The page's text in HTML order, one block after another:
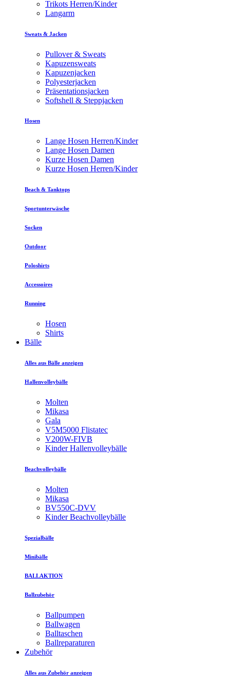
Trikots Herren/Kinder
Langarm
Sweats & Jacken
Pullover & Sweats
Kapuzensweats
Kapuzenjacken
Polyesterjacken
Präsentationsjacken
Softshell & Steppjacken
Hosen
Lange Hosen Herren/Kinder
Lange Hosen Damen
Kurze Hosen Damen
Kurze Hosen Herren/Kinder
Beach & Tanktops
Sportunterwäsche
Socken
Outdoor
Poloshirts
Accessoires
Running
Hosen
Shirts
Bälle
Alles aus Bälle anzeigen
Hallenvolleybälle
Molten
Mikasa
Gala
V5M5000 Flistatec
V200W-FIVB
Kinder Hallenvolleybälle
Beachvolleybälle
Molten
Mikasa
BV550C-DVV
Kinder Beachvolleybälle
Spezialbälle
Minibälle
BALLAKTION
Ballzubehör
Ballpumpen
Ballwagen
Balltaschen
Ballreparaturen
Zubehör
Alles aus Zubehör anzeigen